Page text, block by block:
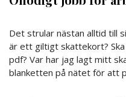
Det strular nästan alltid till
är ett giltigt skattekort?
pdf? Var har jag lagt mitt
blanketten på nätet för att